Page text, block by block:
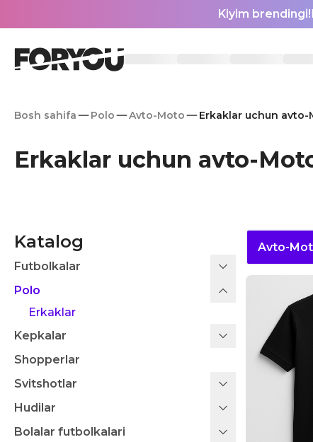
Kiyim brendingi!
Bosh sahifa Polo Avto-Moto Erkaklar uchun avto-
Erkaklar uchun avto-
Katalog
Futbolkalar
Polo
Erkaklar
Kepkalar
Shopperlar
Svitshotlar
Hudilar
Bolalar futbolkalari
Avto-